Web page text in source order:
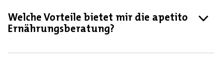
Welche Vorteile bietet mir die apetito
Ernährungsberatung?